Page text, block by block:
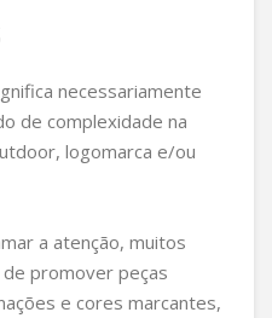
necessariamente
de complexidade na
logomarca e/ou
a atenção, muitos
promover peças
e cores marcantes,